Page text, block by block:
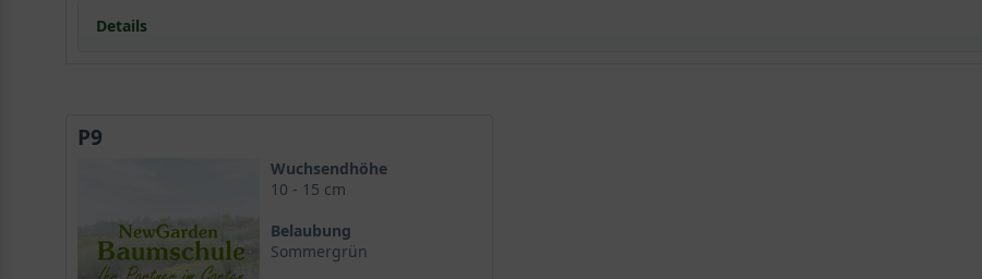
Details
Die Besonderheiten von Anemone blanda 'Charmer'
Ideale Standortbedingungen für eine prachtvolle Entwicklung
Der optimale Standort für die Rosa Frühlings-Anemone
Blütenpracht und Laubschmuck der Anemone blanda 'Charmer'
Die Frühlingsblüten im Detail
P9
Wuchsendhöhe
10 - 15 cm
Belaubung
Sommergrün